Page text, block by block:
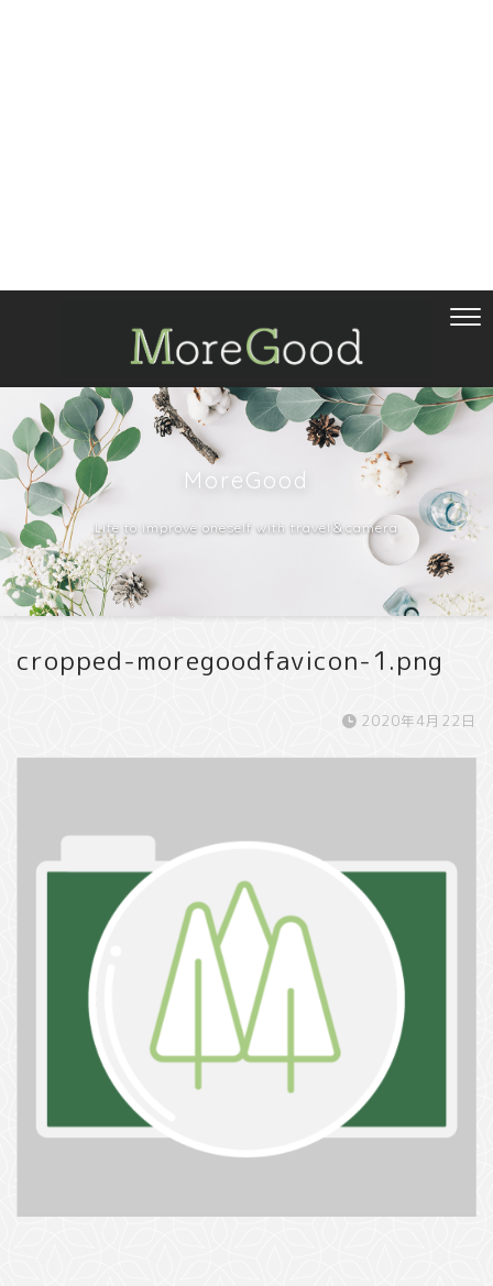
MoreGood
Life to improve oneself with travel＆camera
cropped-moregoodfavicon-1.png
2020年4月22日